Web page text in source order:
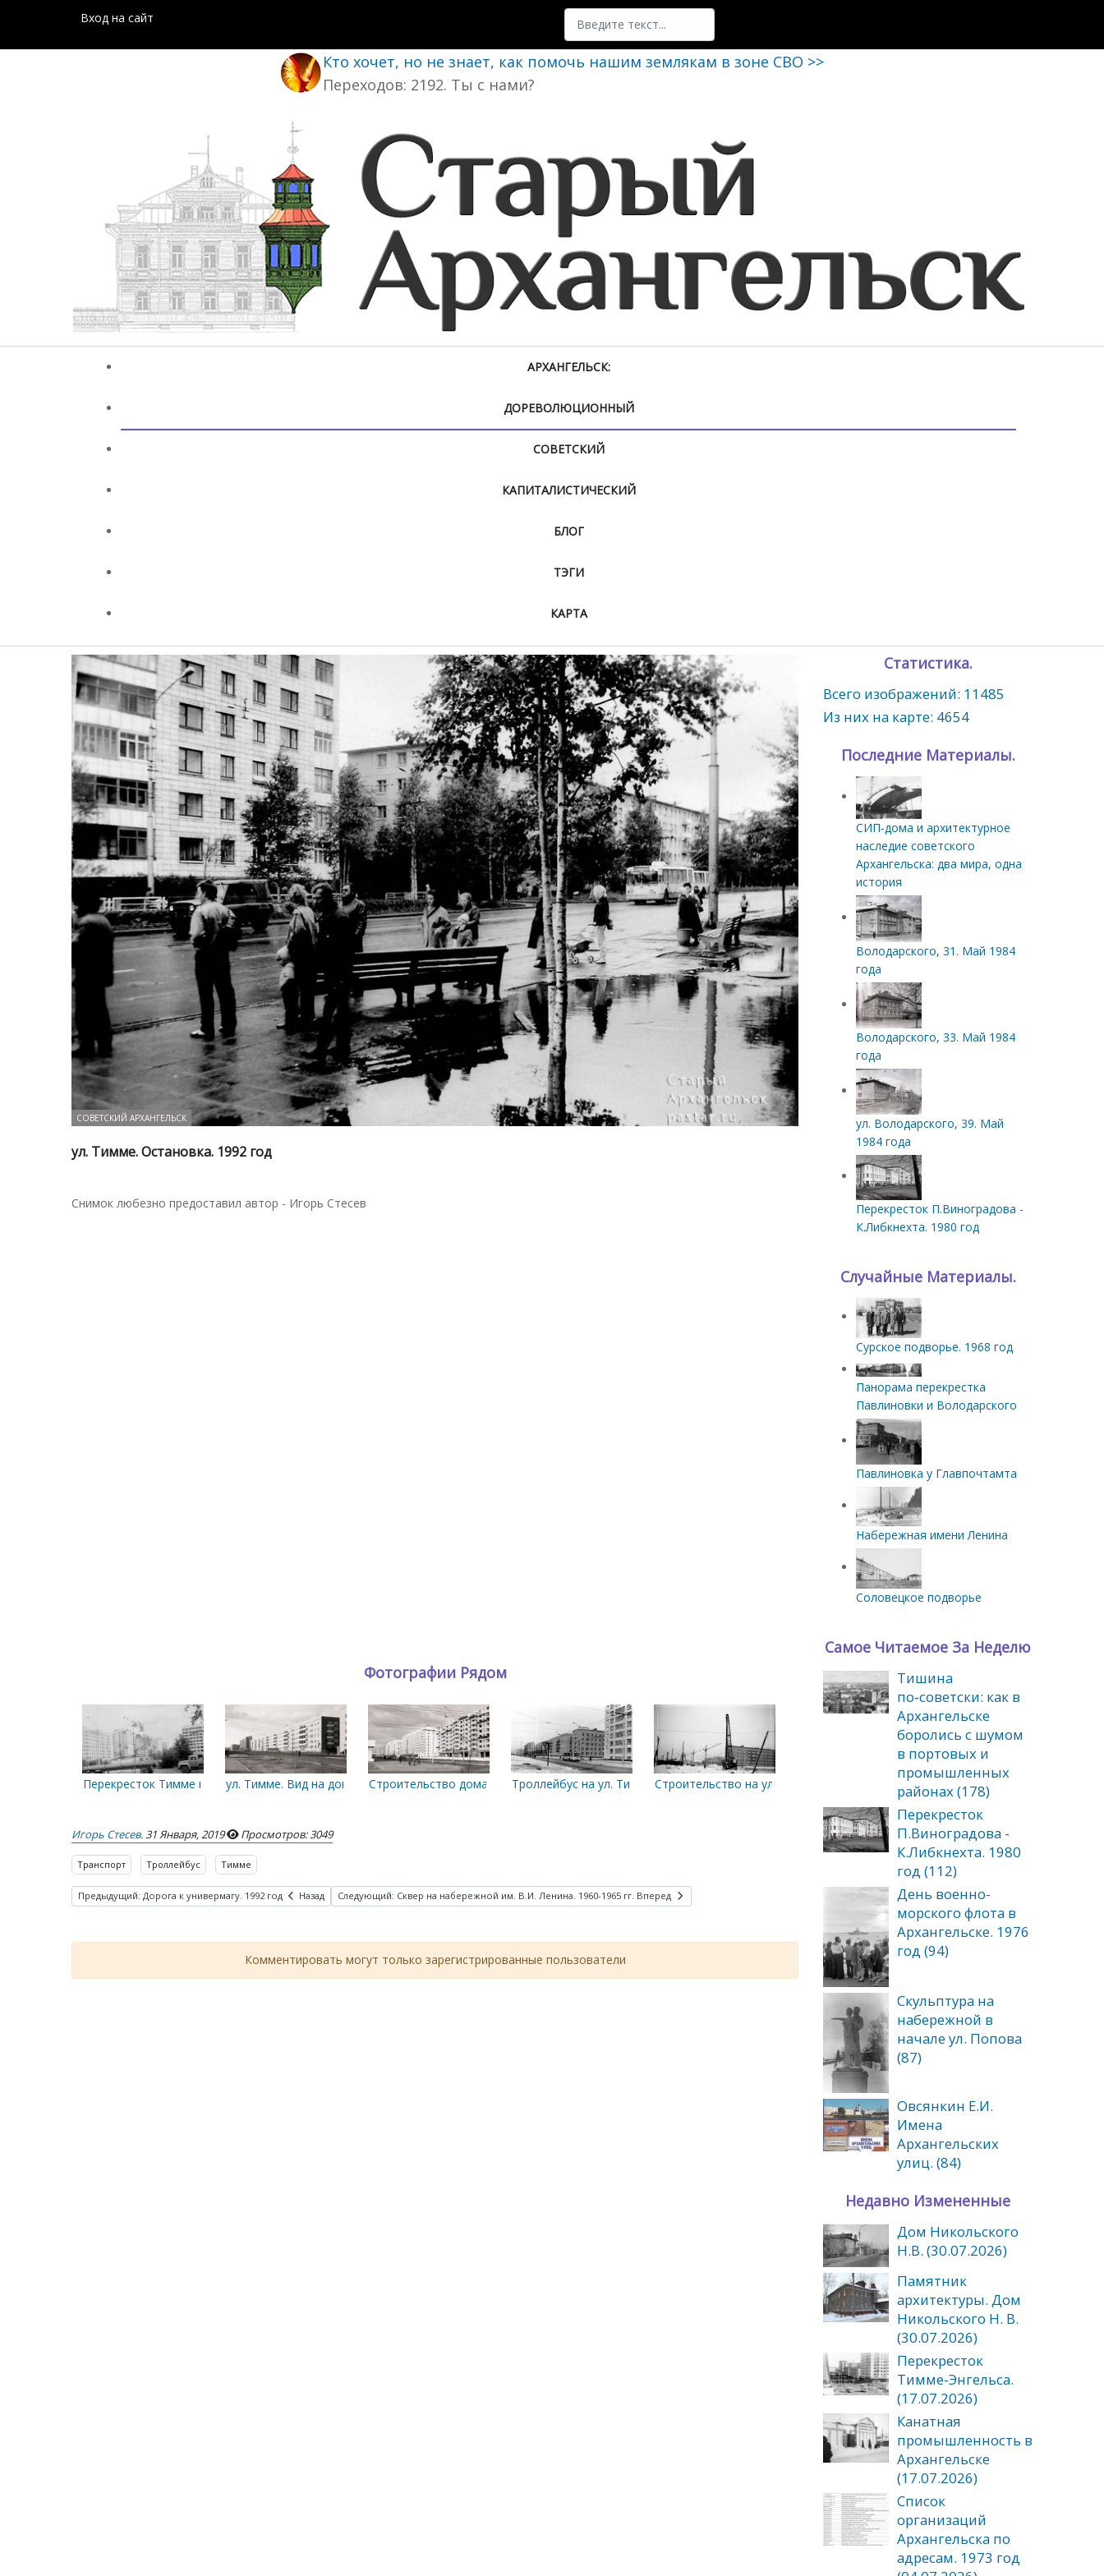
Вход на сайт Поиск
Кто хочет, но не знает, как помочь нашим землякам в зоне СВО >>
Переходов: 2192. Ты с нами?
АРХАНГЕЛЬСК:
ДОРЕВОЛЮЦИОННЫЙ
СОВЕТСКИЙ
КАПИТАЛИСТИЧЕСКИЙ
БЛОГ
ТЭГИ
КАРТА
СОВЕТСКИЙ АРХАНГЕЛЬСК
ул. Тимме. Остановка. 1992 год
Снимок любезно предоставил автор - Игорь Стесев
Фотографии Рядом
Перекресток Тимме и Энгельсаул. Тимме. Вид на дом №16. Конец 1970-х годовСтроительство дома по ул. Энгельса, 114. Конец 1970-х
Троллейбус на ул. Тимме. 1975 годСтроительство на ул. Тимме. Вид с ул. Энгельса в сторону Гагарина. Начало
Игорь Стесев.31 Января, 2019 Просмотров: 3049
Транспорт Троллейбус Тимме
Предыдущий: Дорога к универмагу. 1992 год Назад Следующий: Сквер на набережной им. В.И. Ленина. 1960-1965 гг. Вперед
Комментировать могут только зарегистрированные пользователи
Статистика.
Всего изображений: 11485
Из них на карте: 4654
Последние Материалы.
СИП‑дома и архитектурное
наследие советского
Архангельска: два мира, одна
история
Володарского, 31. Май 1984
года
Володарского, 33. Май 1984
года
ул. Володарского, 39. Май
1984 года
Перекресток П.Виноградова -
К.Либкнехта. 1980 год
Случайные Материалы.
Сурское подворье. 1968 год
Панорама перекрестка
Павлиновки и Володарского
Павлиновка у Главпочтамта
Набережная имени Ленина
Соловецкое подворье
Самое Читаемое За Неделю
Тишина
по‑советски: как в
Архангельске
боролись с шумом
в портовых и
промышленных
районах (178)
Перекресток
П.Виноградова -
К.Либкнехта. 1980
год (112)
День военно-
морского флота в
Архангельске. 1976
год (94)
Скульптура на
набережной в
начале ул. Попова
(87)
Овсянкин Е.И.
Имена
Архангельских
улиц. (84)
Недавно Измененные
Дом Никольского
Н.В. (30.07.2026)
Памятник
архитектуры. Дом
Никольского Н. В.
(30.07.2026)
Перекресток
Тимме-Энгельса.
(17.07.2026)
Канатная
промышленность в
Архангельске
(17.07.2026)
Список
организаций
Архангельска по
адресам. 1973 год